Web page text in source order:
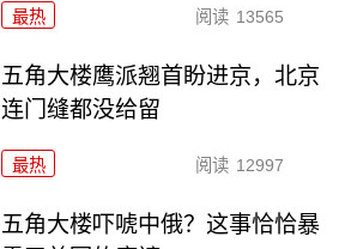
最热 阅读 13565
五角大楼鹰派翘首盼进京，北京
连门缝都没给留
最热 阅读 12997
五角大楼吓唬中俄？这事恰恰暴